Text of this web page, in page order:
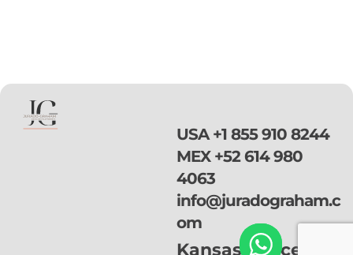
USA+1 855 910 8244
MEX +52 614 980
4063
info@juradograham.c
om
Kansas Office